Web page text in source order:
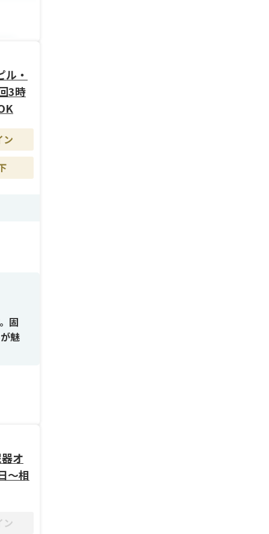
快
ル・
3時
ン
固
魅
ま
ス
験
境
オ
〜相
ン